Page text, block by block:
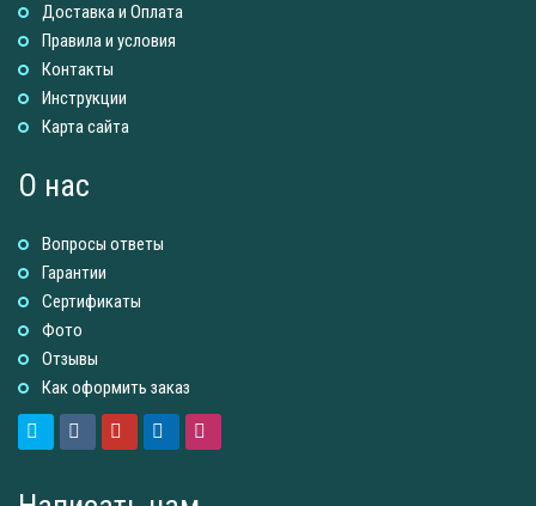
Доставка и Оплатa
Правила и условия
Контакты
Инструкции
Карта сайта
О нас
Вопросы ответы
Гарантии
Сертификаты
Фото
Отзывы
Как оформить заказ